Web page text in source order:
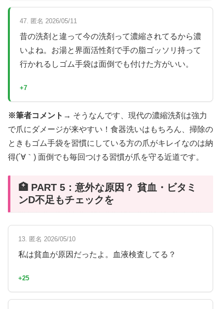
47. 匿名 2026/05/11
昔の洗剤と違って今の洗剤って濃縮されてるから濃
いよね。お湯と界面活性剤で手の脂ゴッソリ持って
行かれるしゴム手袋は面倒でも付けた方がいい。
+7
※筆者コメント→ そうなんです、現代の濃縮洗剤は強力
で爪にダメージが来やすい！食器洗いはもちろん、掃除の
ときもゴム手袋を習慣にしている方の爪がキレイなのは納
得(´∀｀) 面倒でも毎回つける習慣が爪を守る近道です。
🏥 PART 5：意外な原因？ 貧血・ビタミ
ンD不足もチェックを
13. 匿名 2026/05/10
私は貧血が原因だったよ。血液検査してる？
+25